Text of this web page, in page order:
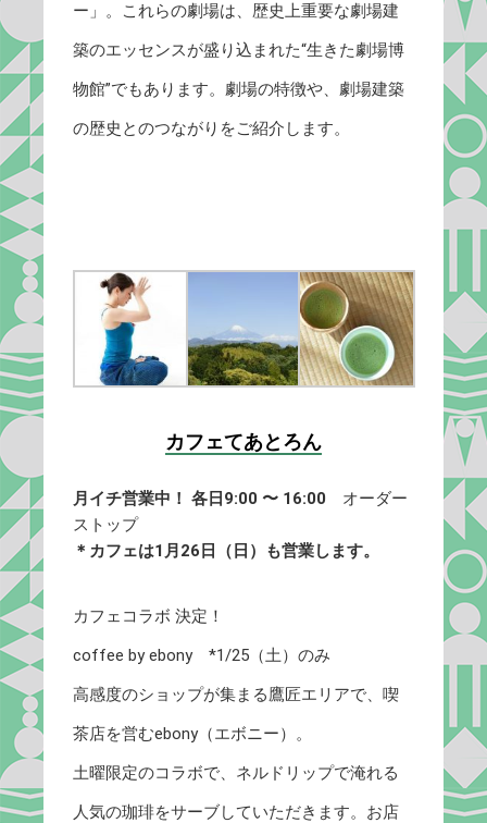
ー」。これらの劇場は、歴史上重要な劇場建
築のエッセンスが盛り込まれた“生きた劇場博
物館”でもあります。劇場の特徴や、劇場建築
の歴史とのつながりをご紹介します。
カフェてあとろん
月イチ営業中！ 各日9:00 〜 16:00 オーダー
ストップ
＊カフェは1月26日（日）も営業します。
カフェコラボ 決定！
coffee by ebony *1/25（土）のみ
高感度のショップが集まる鷹匠エリアで、喫
茶店を営むebony（エボニー）。
土曜限定のコラボで、ネルドリップで淹れる
人気の珈琲をサーブしていただきます。お店